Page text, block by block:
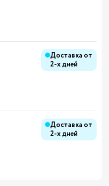
Доставка от
2-х дней
Доставка от
2-х дней